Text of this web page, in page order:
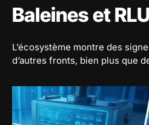
Baleines et
L’écosystème montre des
d’autres fronts, bien plus que